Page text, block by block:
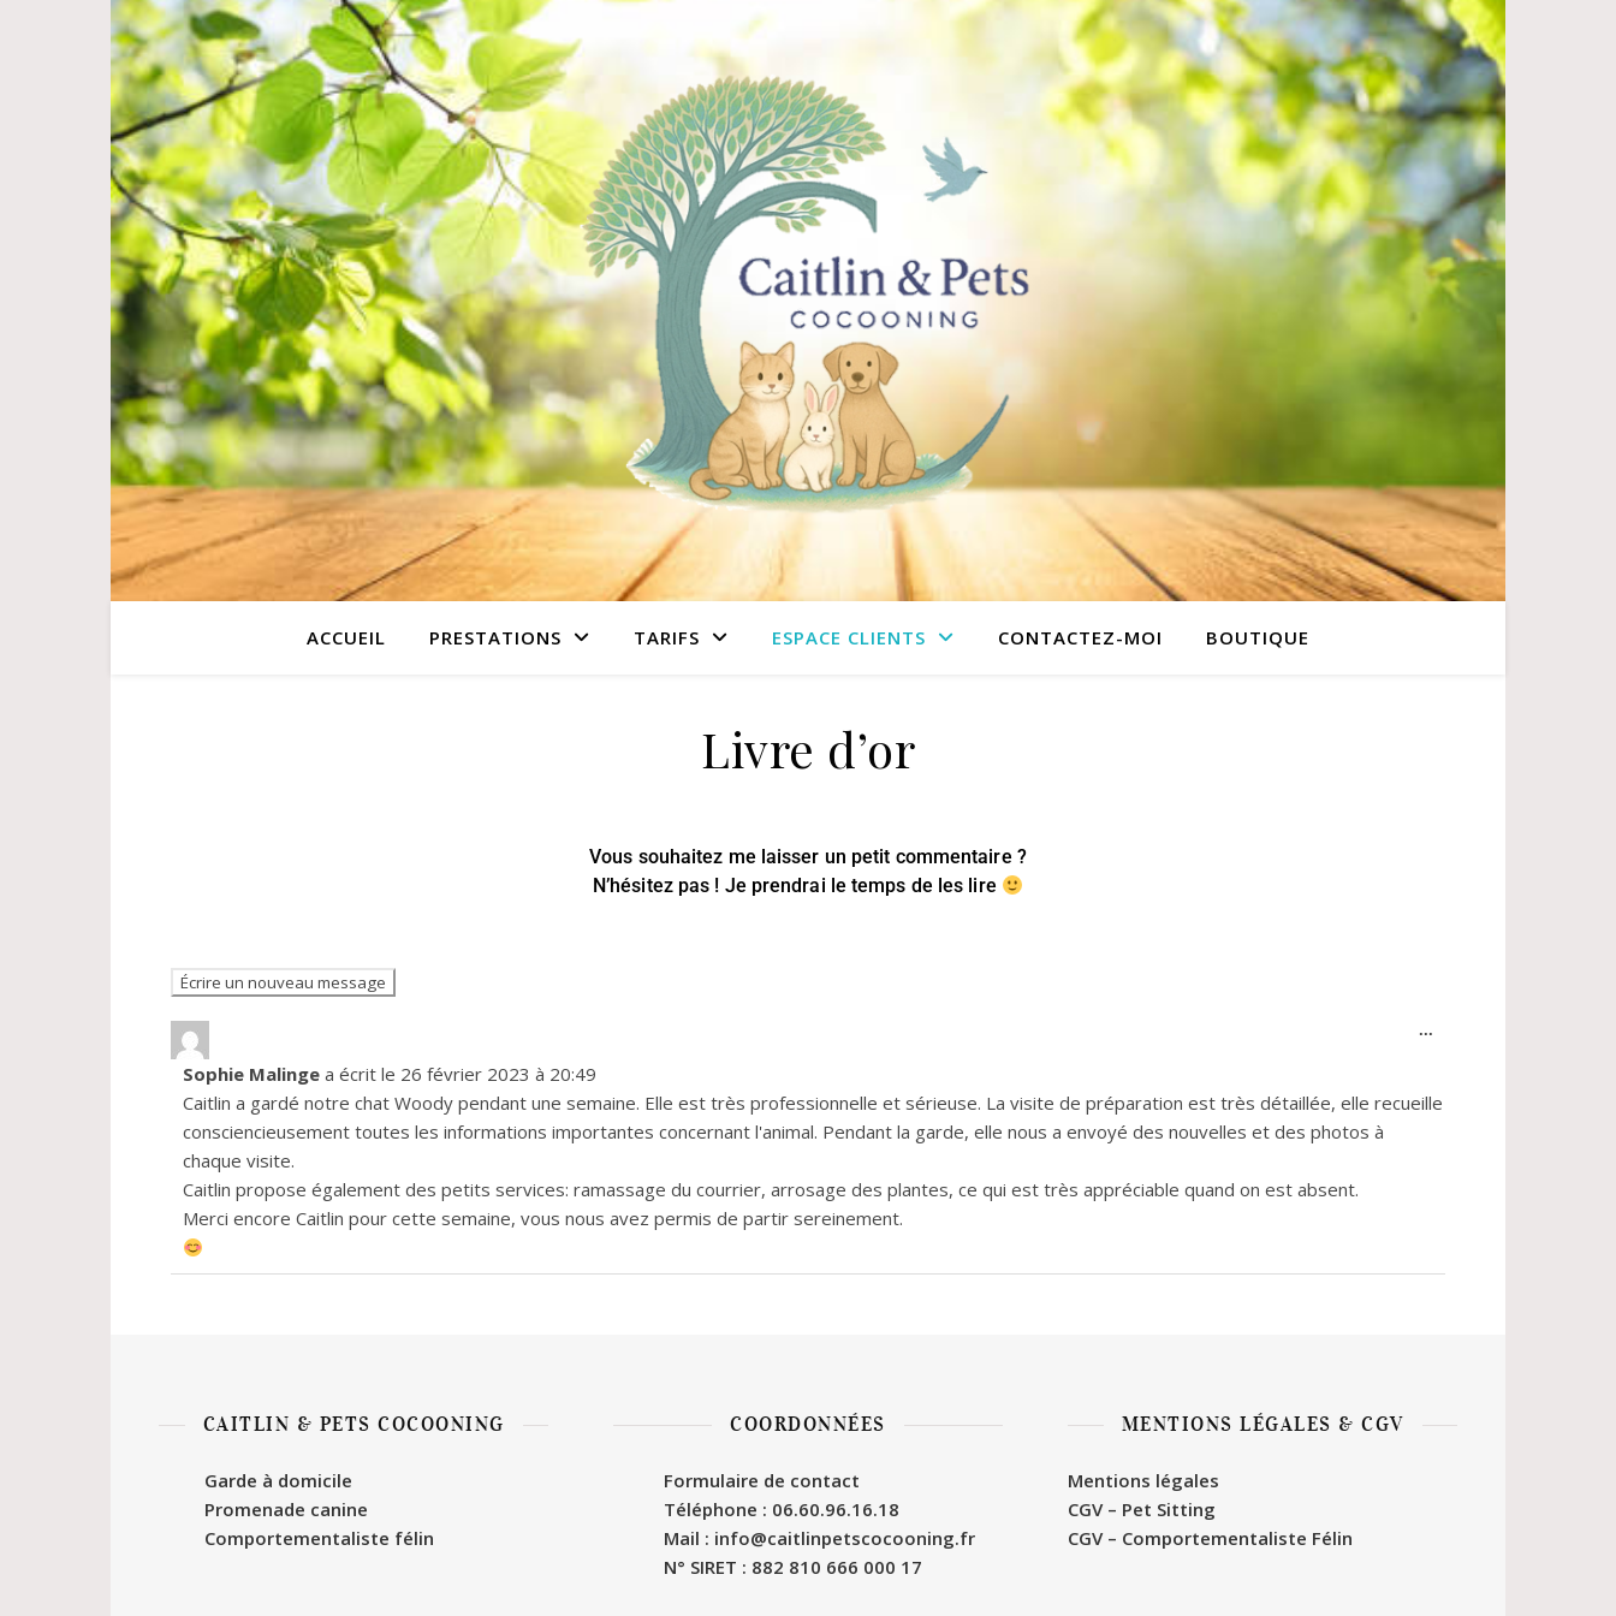
ACCUEIL PRESTATIONS TARIFS ESPACE CLIENTS CONTACTEZ-MOI BOUTIQUE
Livre d’or
Vous souhaitez me laisser un petit commentaire ?
N’hésitez pas ! Je prendrai le temps de les lire
Sophie Malinge a écrit le 26 février 2023 à 20:49
Caitlin a gardé notre chat Woody pendant une semaine. Elle est très professionnelle et sérieuse. La visite de préparation est très détaillée, elle recueille
consciencieusement toutes les informations importantes concernant l'animal. Pendant la garde, elle nous a envoyé des nouvelles et des photos à
chaque visite.
Caitlin propose également des petits services: ramassage du courrier, arrosage des plantes, ce qui est très appréciable quand on est absent.
Merci encore Caitlin pour cette semaine, vous nous avez permis de partir sereinement.
...
CAITLIN & PETS COCOONING
Garde à domicile
Promenade canine
Comportementaliste félin
COORDONNÉES
Formulaire de contact
Téléphone : 06.60.96.16.18
Mail : info@caitlinpetscocooning.fr
N° SIRET : 882 810 666 000 17
MENTIONS LÉGALES & CGV
Mentions légales
CGV – Pet Sitting
CGV – Comportementaliste Félin